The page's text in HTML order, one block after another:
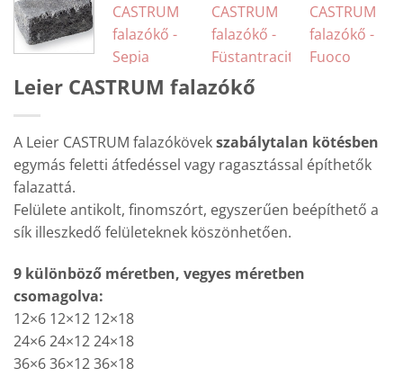
Leier CASTRUM falazókő
A Leier CASTRUM falazókövekszabálytalan kötésben
egymás feletti átfedéssel vagy ragasztással építhetők
falazattá.
Felülete antikolt, finomszórt, egyszerűen beépíthető a
sík illeszkedő felületeknek köszönhetően.
9 különböző méretben, vegyes méretben
csomagolva:
12×6 12×12 12×18
24×6 24×12 24×18
36×6 36×12 36×18